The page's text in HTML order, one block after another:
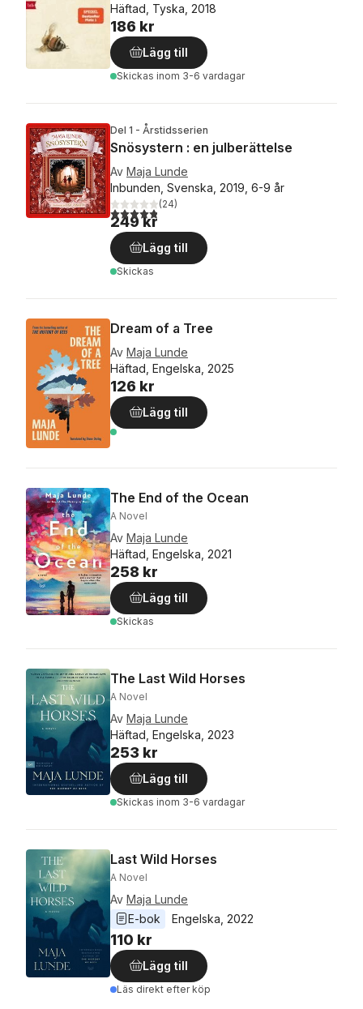
Häftad, Tyska, 2018
186 kr
Lägg till
Skickas inom 3-6 vardagar
Del 1 - Årstidsserien
Snösystern : en julberättelse
Av Maja Lunde
Inbunden, Svenska, 2019, 6-9 år
4,8utav 5 stjärnor. Totalt antal röster:
(24)
249 kr
Lägg till
Skickas
Dream of a Tree
Av Maja Lunde
Häftad, Engelska, 2025
126 kr
Lägg till
The End of the Ocean
A Novel
Av Maja Lunde
Häftad, Engelska, 2021
258 kr
Lägg till
Skickas
The Last Wild Horses
A Novel
Av Maja Lunde
Häftad, Engelska, 2023
253 kr
Lägg till
Skickas inom 3-6 vardagar
Last Wild Horses
A Novel
Av Maja Lunde
E-bok
Engelska 2022
110 kr
Lägg till
Läs direkt efter köp